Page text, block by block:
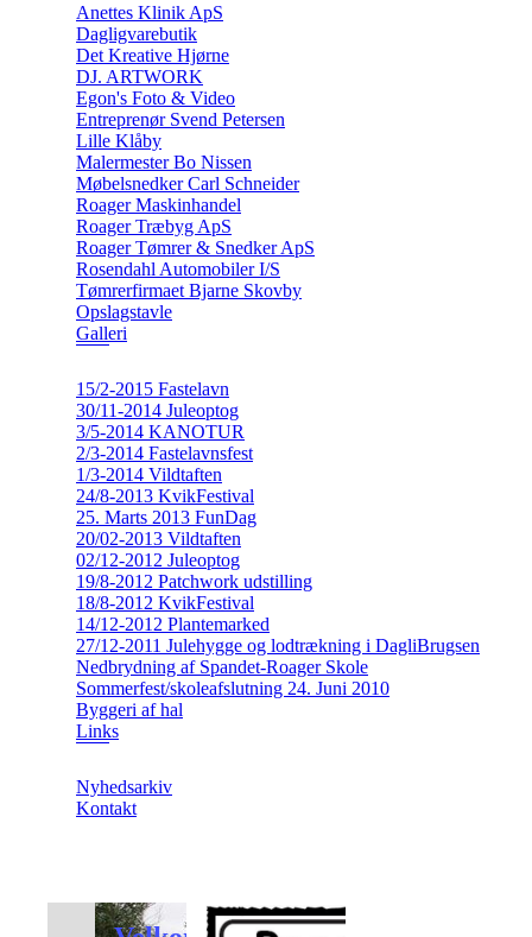
Anettes Klinik ApS
Dagligvarebutik
Det Kreative Hjørne
DJ. ARTWORK
Egon's Foto & Video
Entreprenør Svend Petersen
Lille Klåby
Malermester Bo Nissen
Møbelsnedker Carl Schneider
Roager Maskinhandel
Roager Træbyg ApS
Roager Tømrer & Snedker ApS
Rosendahl Automobiler I/S
Tømrerfirmaet Bjarne Skovby
Opslagstavle
Galleri
15/2-2015 Fastelavn
30/11-2014 Juleoptog
3/5-2014 KANOTUR
2/3-2014 Fastelavnsfest
1/3-2014 Vildtaften
24/8-2013 KvikFestival
25. Marts 2013 FunDag
20/02-2013 Vildtaften
02/12-2012 Juleoptog
19/8-2012 Patchwork udstilling
18/8-2012 KvikFestival
14/12-2012 Plantemarked
27/12-2011 Julehygge og lodtrækning i DagliBrugsen
Nedbrydning af Spandet-Roager Skole
Sommerfest/skoleafslutning 24. Juni 2010
Byggeri af hal
Links
Nyhedsarkiv
Kontakt